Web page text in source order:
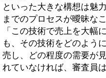
といった大きな構想は魅
までのプロセスが曖昧な
「この技術で売上を大幅
も、その技術をどのよう
売し、どの程度の需要が
れていなければ、審査員